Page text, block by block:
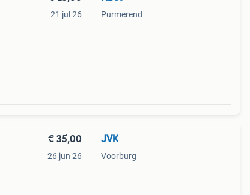
21 jul 26 Purmerend
€ 35,00
26 jun 26
JVK
Voorburg